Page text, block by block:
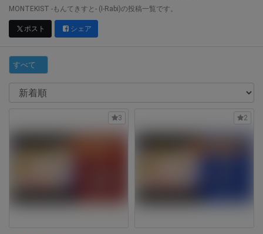
MONTEKIST -もんてきすと- (I-Rabi)の投稿一覧です。
ポスト シェア
すべて
3 2